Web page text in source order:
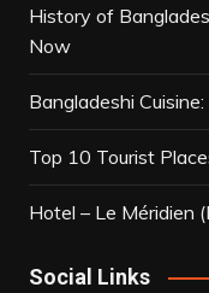
History of
Now
Bangladeshi
Top 10 Tourist
Hotel – Le Méridien
Social Links